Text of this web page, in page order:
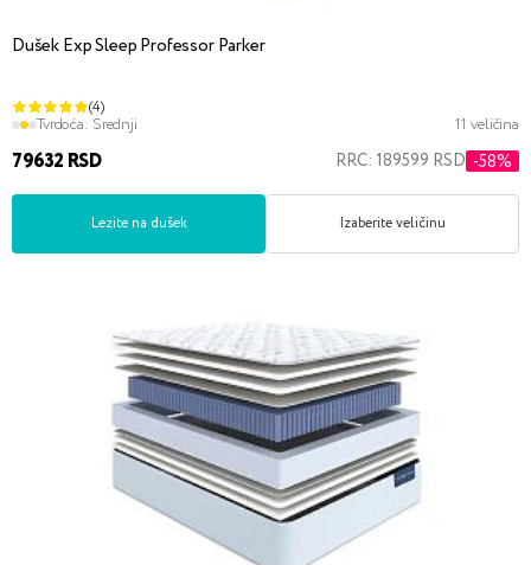
Dušek Exp Sleep Professor Parker
(4)
Tvrdoća: Srednji 11 veličina
79632 RSD RRC: 189599 RSD -58%
Lezite na dušek Izaberite veličinu